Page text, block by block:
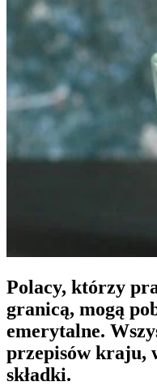
Polacy, którzy
granicą, mogą
emerytalne.
przepisów kraju,
składki.